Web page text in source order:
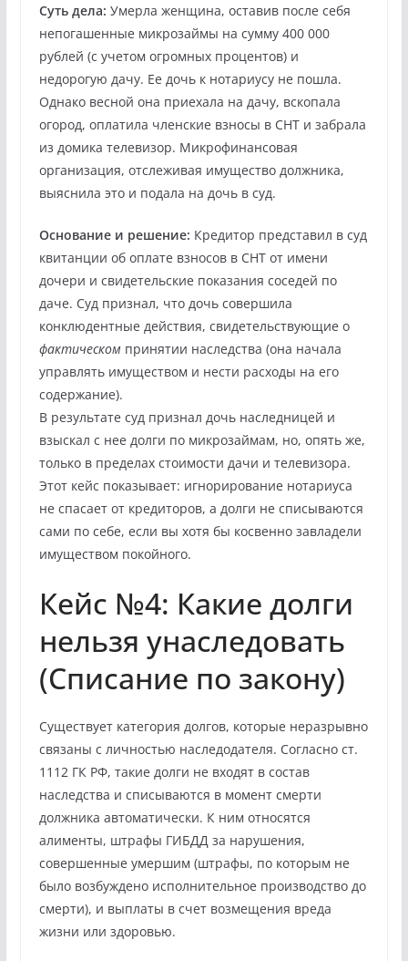
Суть дела: Умерла женщина, оставив после себя
непогашенные микрозаймы на сумму 400 000
рублей (с учетом огромных процентов) и
недорогую дачу. Ее дочь к нотариусу не пошла.
Однако весной она приехала на дачу, вскопала
огород, оплатила членские взносы в СНТ и забрала
из домика телевизор. Микрофинансовая
организация, отслеживая имущество должника,
выяснила это и подала на дочь в суд.
Основание и решение: Кредитор представил в суд
квитанции об оплате взносов в СНТ от имени
дочери и свидетельские показания соседей по
даче. Суд признал, что дочь совершила
конклюдентные действия, свидетельствующие о
фактическомпринятии наследства (она начала
управлять имуществом и нести расходы на его
содержание).
В результате суд признал дочь наследницей и
взыскал с нее долги по микрозаймам, но, опять же,
только в пределах стоимости дачи и телевизора.
Этот кейс показывает: игнорирование нотариуса
не спасает от кредиторов, а долги не списываются
сами по себе, если вы хотя бы косвенно завладели
имуществом покойного.
Кейс №4: Какие долги
нельзя унаследовать
(Списание по закону)
Существует категория долгов, которые неразрывно
связаны с личностью наследодателя. Согласно ст.
1112 ГК РФ, такие долги не входят в состав
наследства и списываются в момент смерти
должника автоматически. К ним относятся
алименты, штрафы ГИБДД за нарушения,
совершенные умершим (штрафы, по которым не
было возбуждено исполнительное производство до
смерти), и выплаты в счет возмещения вреда
жизни или здоровью.